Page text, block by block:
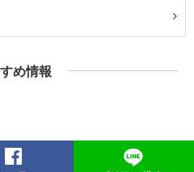
め情報